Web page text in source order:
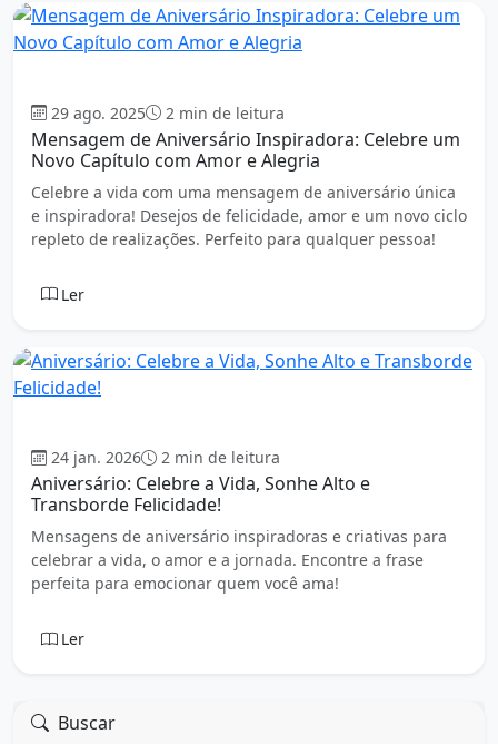
29 ago. 2025 2 min de leitura
Mensagem de Aniversário Inspiradora: Celebre um
Novo Capítulo com Amor e Alegria
Celebre a vida com uma mensagem de aniversário única
e inspiradora! Desejos de felicidade, amor e um novo ciclo
repleto de realizações. Perfeito para qualquer pessoa!
Ler
24 jan. 2026 2 min de leitura
Aniversário: Celebre a Vida, Sonhe Alto e
Transborde Felicidade!
Mensagens de aniversário inspiradoras e criativas para
celebrar a vida, o amor e a jornada. Encontre a frase
perfeita para emocionar quem você ama!
Ler
Buscar